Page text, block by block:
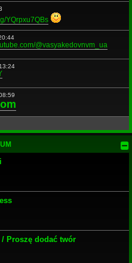
YQrpxu7QBs
@vasyakedovnvm_ua
/ Proszę dodać twór